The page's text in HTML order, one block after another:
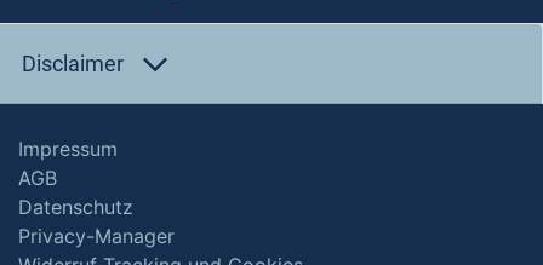
Disclaimer
Impressum
AGB
Datenschutz
Privacy-Manager